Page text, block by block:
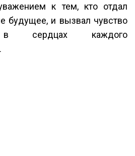
к тем, кто отдал
будущее, и вызвал чувство
в сердцах каждого